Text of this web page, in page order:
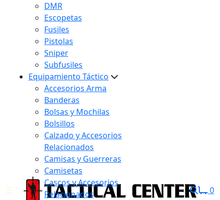
DMR
Escopetas
Fusiles
Pistolas
Sniper
Subfusiles
Equipamiento Táctico
Accesorios Arma
Banderas
Bolsas y Mochilas
Bolsillos
Calzado y Accesorios
Relacionados
Camisas y Guerreras
Camisetas
Cascos y Accesorios
Relacionados
0